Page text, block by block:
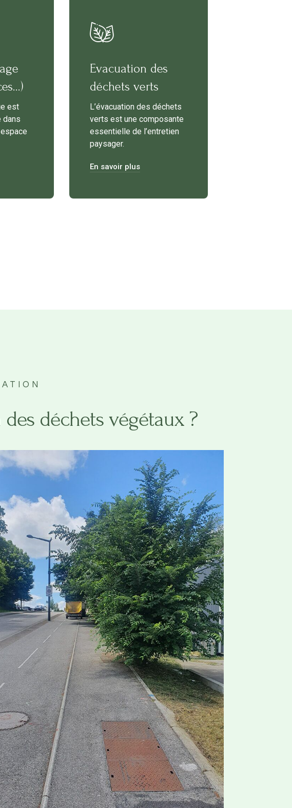
est
dans
Evacuation des
déchets verts
L’évacuation des déchets
verts est une composante
essentielle de l’entretien
paysager.
En savoir plus
déchets végétaux ?